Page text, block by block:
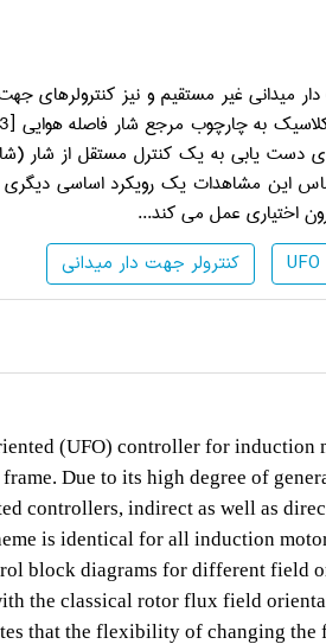
میدانی غیر مستقیم و نیز کنترولرهای
به چارچوب مرجع شار فاصله هوایی
دست یابی به یک کنترل مستقل از شار (شار
این مشاهدات یک رویکرد اساسی
اختیاری عمل می کند...
کنترولر جهت دار میدانی UFO
(UFO) controller for induction
Due to its high degree of
controllers, indirect as well as
is identical for all induction
block diagrams for different field
the classical rotor flux field
that the flexibility of changing the